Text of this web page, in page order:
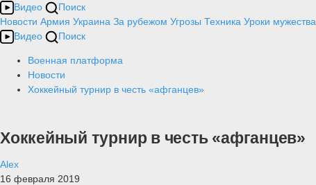
Видео
Поиск
Новости Армия Украина За рубежом Угрозы Техника Уроки мужества
Видео
Поиск
Военная платформа
Новости
Хоккейный турнир в честь «афганцев»
Хоккейный турнир в честь «афганцев»
Alex
16 февраля 2019